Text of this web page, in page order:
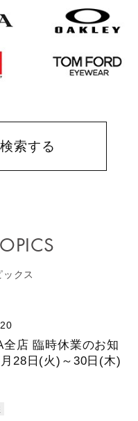
索する
クス
全店 臨時休業のお知
28日(火)～30日(木)